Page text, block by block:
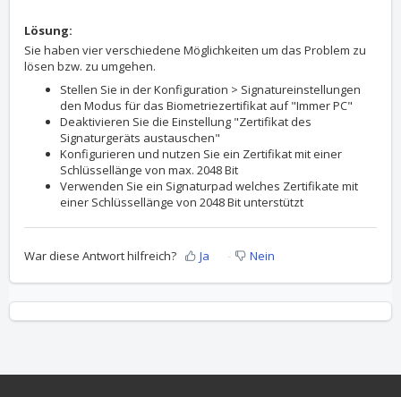
Lösung:
Sie haben vier verschiedene Möglichkeiten um das Problem zu
lösen bzw. zu umgehen.
Stellen Sie in der Konfiguration > Signatureinstellungen
den Modus für das Biometriezertifikat auf "Immer PC"
Deaktivieren Sie die Einstellung "Zertifikat des
Signaturgeräts austauschen"
Konfigurieren und nutzen Sie ein Zertifikat mit einer
Schlüssellänge von max. 2048 Bit
Verwenden Sie ein Signaturpad welches Zertifikate mit
einer Schlüssellänge von 2048 Bit unterstützt
War diese Antwort hilfreich? Ja Nein